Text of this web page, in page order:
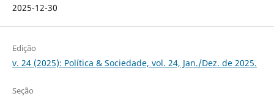
2025-12-30
Edição
v. 24 (2025): Política & Sociedade, vol. 24, Jan./Dez. de 2025.
Seção